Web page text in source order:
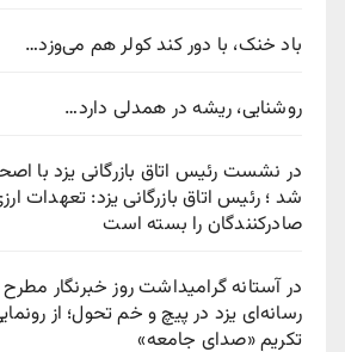
باد خنک، با دور کند کولر هم می‌وزد…
روشنایی، ریشه در همدلی دارد…
در نشست رئیس اتاق بازرگانی یزد با
شد ؛ رئیس اتاق بازرگانی یزد: تعهدات
صادرکنندگان را بسته است
در آستانه گرامیداشت روز خبرنگار
رسانه‌ای یزد در پیچ‌ و خم تحول؛ از
تکریمِ «صدای جامعه»